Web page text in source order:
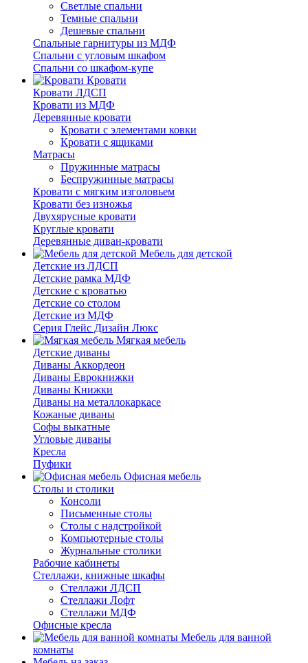
Светлые спальни
Темные спальни
Дешевые спальни
Спальные гарнитуры из МДФ
Спальни с угловым шкафом
Спальни со шкафом-купе
Кровати
Кровати ЛДСП
Кровати из МДФ
Деревянные кровати
Кровати с элементами ковки
Кровати с ящиками
Матрасы
Пружинные матрасы
Беспружинные матрасы
Кровати с мягким изголовьем
Кровати без изножья
Двухярусные кровати
Круглые кровати
Деревянные диван-кровати
Мебель для детской
Детские из ЛДСП
Детские рамка МДФ
Детские с кроватью
Детские со столом
Детские из МДФ
Серия Глейс Дизайн Люкс
Мягкая мебель
Детские диваны
Диваны Аккордеон
Диваны Еврокнижки
Диваны Книжки
Диваны на металлокаркасе
Кожаные диваны
Софы выкатные
Угловые диваны
Кресла
Пуфики
Офисная мебель
Столы и столики
Консоли
Письменные столы
Столы с надстройкой
Компьютерные столы
Журнальные столики
Рабочие кабинеты
Стеллажи, книжные шкафы
Стеллажи ЛДСП
Стеллажи Лофт
Стеллажи МДФ
Офисные кресла
Мебель для ванной
комнаты